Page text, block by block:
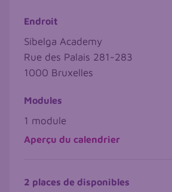
Endroit
Sibelga Academy
Rue des Palais 281-283
1000 Bruxelles
Modules
1 module
Aperçu du calendrier
2 places de disponibles